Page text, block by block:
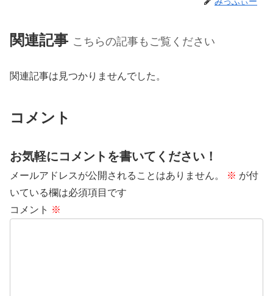
関連記事 こちらの記事もご覧ください
関連記事は見つかりませんでした。
コメント
お気軽にコメントを書いてください！
メールアドレスが公開されることはありません。 ※ が付
いている欄は必須項目です
コメント ※